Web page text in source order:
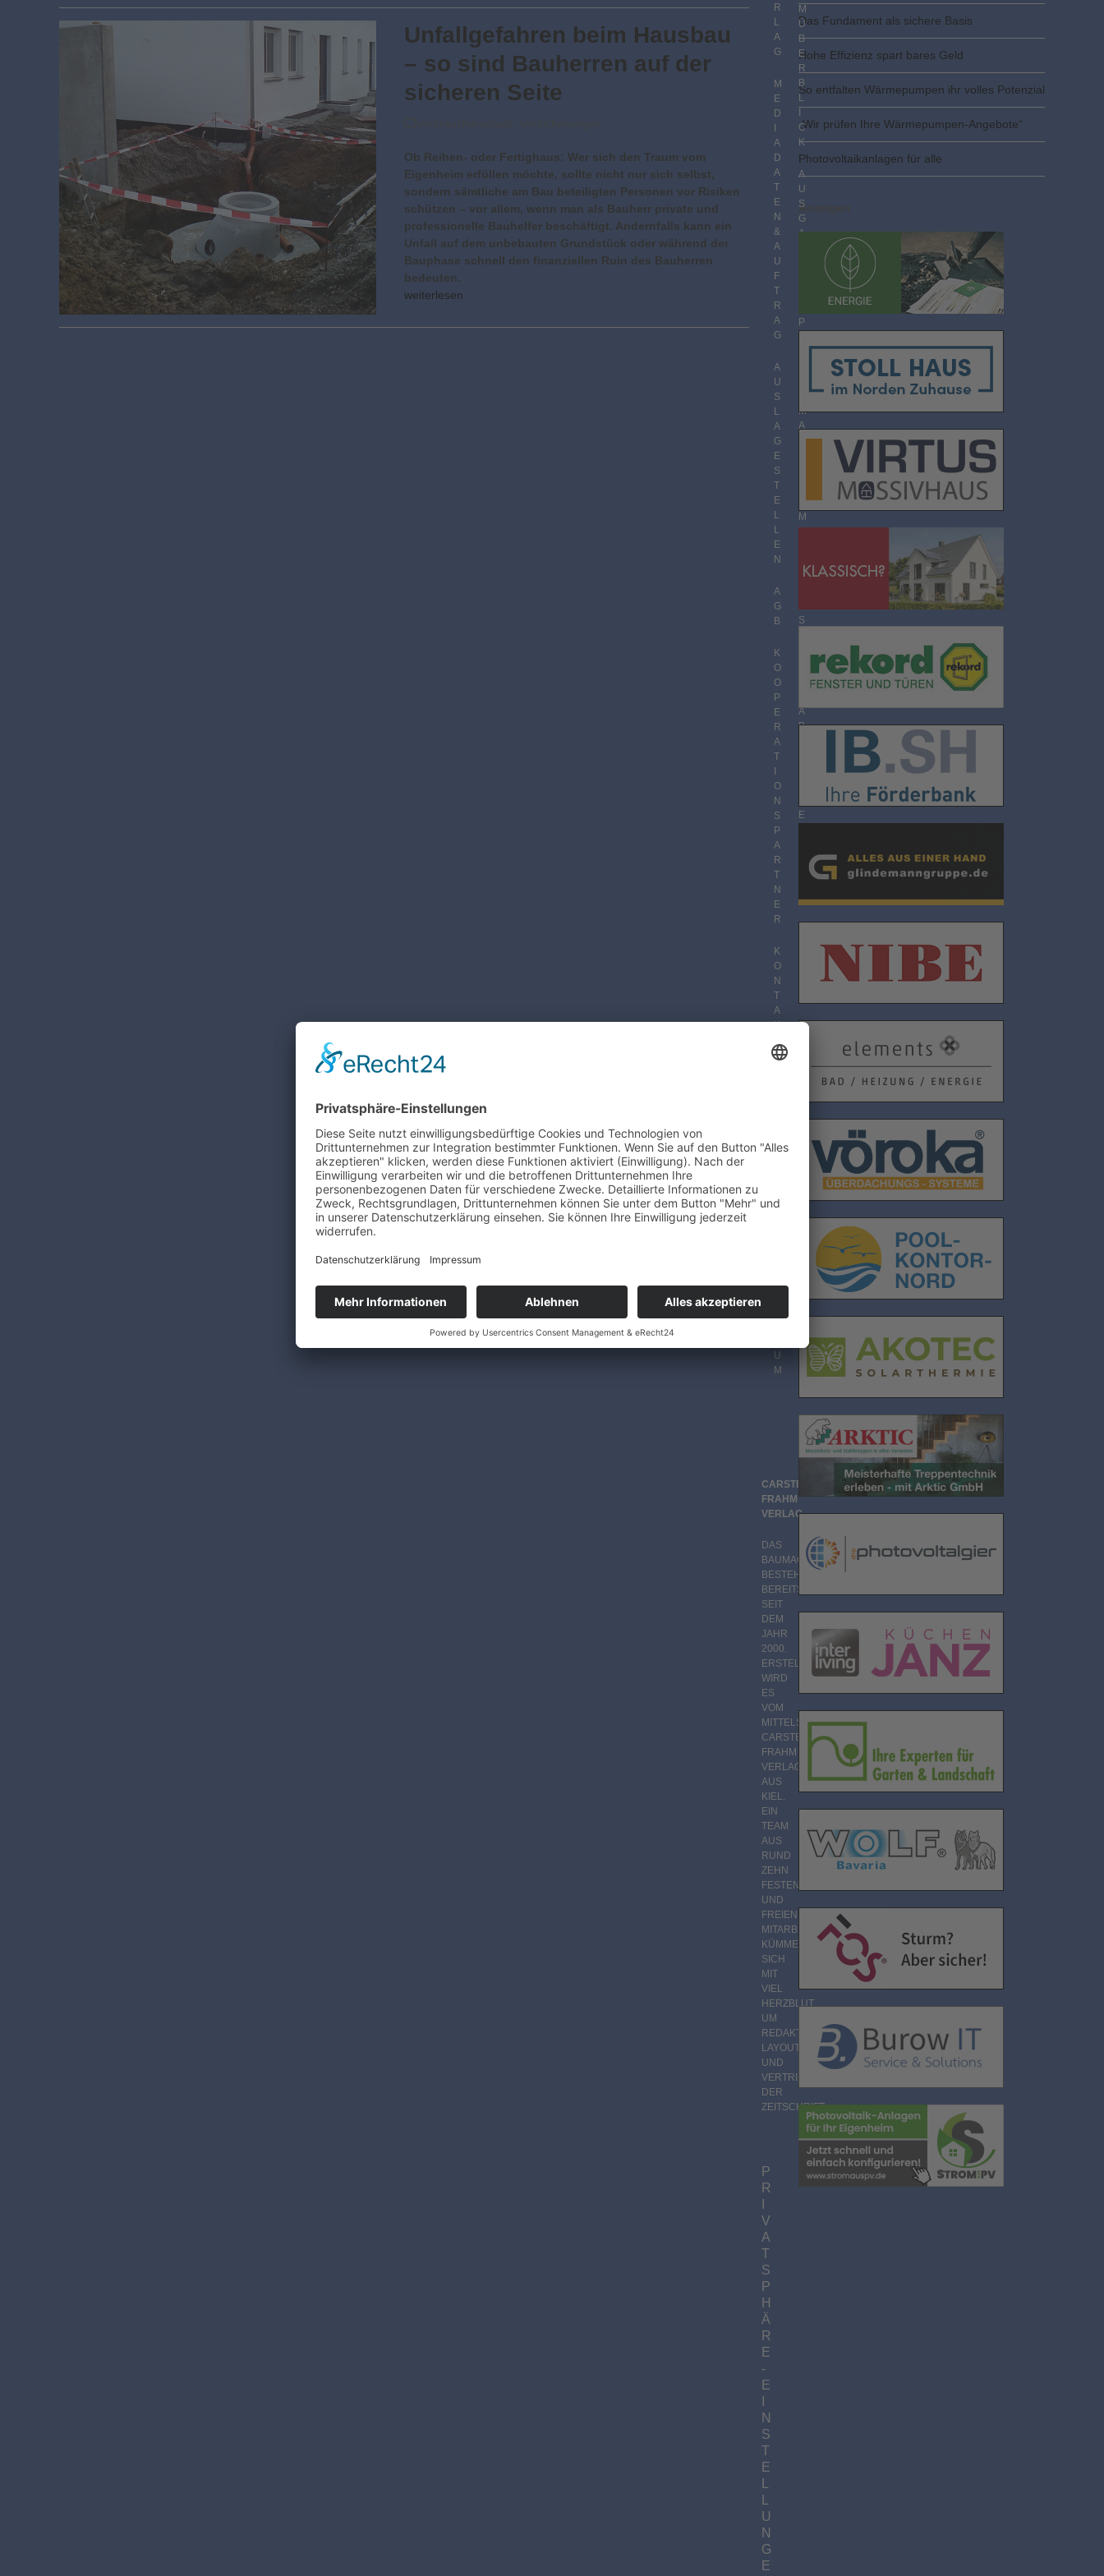
Unfallgefahren beim Hausbau
– so sind Bauherren auf der
sicheren Seite
Ob Reihen- oder Fertighaus: Wer sich den Traum vom
Eigenheim erfüllen möchte, sollte nicht nur sich selbst,
sondern sämtliche am Bau beteiligten Personen vor Risiken
schützen – vor allem, wenn man als Bauherr private und
professionelle Bauhelfer beschäftigt. Andernfalls kann ein
Unfall auf dem unbebauten Grundstück oder während der
Bauphase schnell den finanziellen Ruin des Bauherren
bedeuten.
weiterlesen
Das Fundament als sichere Basis
Hohe Effizienz spart bares Geld
So entfalten Wärmepumpen ihr volles Potenzial
„Wir prüfen Ihre Wärmepumpen-Angebote“
Photovoltaik­­anlagen für alle
Anzeigen
R
L
A
G
M
E
D
A
D
A
T
E
N
&
A
U
F
T
R
A
G
A
U
S
L
A
G
E
S
T
E
L
L
E
N
A
G
B
K
O
O
P
E
R
A
T
O
N
S
P
A
R
T
N
E
R
K
O
N
T
A
K
S
T
U
M
M
Ü
B
E
R
B
L
C
K
A
U
S
G
A
P
M
A
M
B
S
A
B
E
CARSTEN
FRAHM
VERLAG
DAS
BAUMAGAZIN
BESTEHT
BEREITS
SEIT
DEM
JAHR
2000.
ERSTELLT
WIRD
ES
VOM
MITTELSTÄNDISCHEN
CARSTEN
FRAHM
VERLAG
AUS
KIEL.
EIN
TEAM
AUS
RUND
ZEHN
FESTEN
UND
FREIEN
MITARBEITERN
KÜMMERT
SICH
MIT
VIEL
HERZBLUT
UM
REDAKTION,
LAYOUT
UND
VERTRIEB
DER
ZEITSCHRIFT.
P
R
V
A
T
S
P
H
Ä
R
E
-
E
N
S
T
E
U
N
G
E